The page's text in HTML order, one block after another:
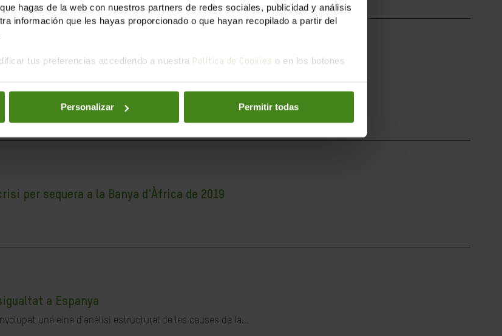
hagas de la web con nuestros partners de redes sociales, publicidad y análisis
información que les hayas proporcionado o que hayan recopilado a partir del
tus preferencias accediendo a nuestra Política de Cookies o en los botones
Personalizar Permitir todas
la debilitat del nostre sistema sanitari, les limitacions de les...
per sequera a la Banya d'Àfrica de 2019
a Espanya
una eina d'anàlisi estructural de les causes de la...